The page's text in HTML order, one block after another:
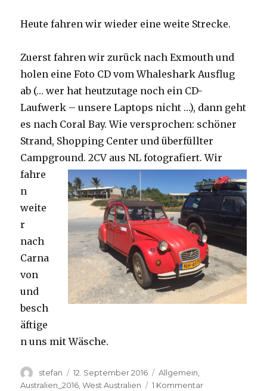
Heute fahren wir wieder eine weite Strecke.
Zuerst fahren wir zurück nach Exmouth und
holen eine Foto CD vom Whaleshark Ausflug
ab (… wer hat heutzutage noch ein CD-
Laufwerk – unsere Laptops nicht …), dann geht
es nach Coral Bay. Wie versprochen: schöner
Strand, Shopping Center und überfüllter
Campground.2CV aus NL fotografiert. Wir
fahre
n
weite
r
nach
Carna
von
und
besch
äftige
n uns mit Wäsche.
Autor
stefan
Veröffentlicht
am
12. September 2016 Kategorien
Allgemein
Australien_2016 ,West Australien 1 Kommentarzu